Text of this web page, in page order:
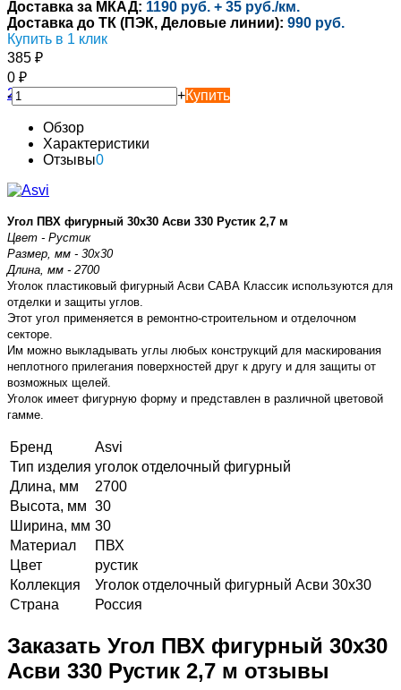
Доставка за МКАД: 1190 руб. + 35 руб./км.
Доставка до ТК (ПЭК, Деловые линии): 990 руб.
Купить в 1 клик
385 ₽
0 ₽
-
+Купить
Обзор
Характеристики
Отзывы0
Угол ПВХ фигурный 30х30 Асви 330 Рустик 2,7 м
Цвет - Рустик
Размер, мм - 30х30
Длина, мм - 2700
Уголок пластиковый фигурный Асви САВА Классик используются для
отделки и защиты углов.
Этот угол применяется в ремонтно-строительном и отделочном
секторе.
Им можно выкладывать углы любых конструкций для маскирования
неплотного прилегания поверхностей друг к другу и для защиты от
возможных щелей.
Уголок имеет фигурную форму и представлен в различной цветовой
гамме.
Бренд
Asvi
Тип изделия уголок отделочный фигурный
Длина, мм
2700
Высота, мм 30
Ширина, мм 30
Материал
ПВХ
Цвет
рустик
Коллекция
Уголок отделочный фигурный Асви 30х30
Страна
Россия
Заказать Угол ПВХ фигурный 30х30
Асви 330 Рустик 2,7 м отзывы